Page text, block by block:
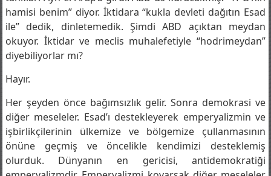
tankları Ayn el Arap’a girdi. ABD üs kuracakmış. “YPG’nin
hamisi benim” diyor. İktidara “kukla devleti dağıtın Esad
ile” dedik, dinletemedik. Şimdi ABD açıktan meydan
okuyor. İktidar ve meclis muhalefetiyle “hodrimeydan”
diyebiliyorlar mı?
Hayır.
Her şeyden önce bağımsızlık gelir. Sonra demokrasi ve
diğer meseleler. Esad’ı destekleyerek emperyalizmin ve
işbirlikçilerinin ülkemize ve bölgemize çullanmasının
önüne geçmiş ve öncelikle kendimizi desteklemiş